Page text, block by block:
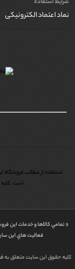
شرایط استفاده
نماد اعتماد الکترونیکی
استفاده از مطالب فروشگاه
است.
« تمامي كالاها و خدمات اين
فعاليت هاي اين
کلیه حقوق این سایت متعلق به